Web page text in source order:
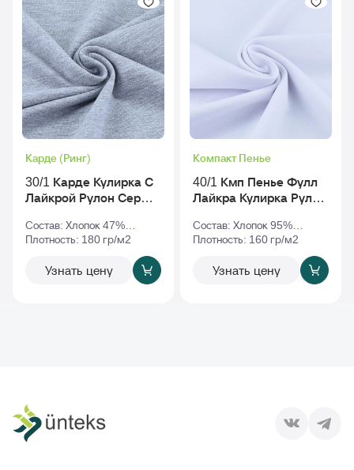
Карде (Ринг)
30/1 Карде Кулирка С
Лайкрой Рулон Серый-
Состав: Хлопок 47%
Полиэстер 47% Эластан
Плотность: 180 гр/м2
Узнать цену
Компакт Пенье
40/1 Кмп Пенье Фулл
Лайкра Кулирка Рулон
Состав: Хлопок 95%
Эластан 5%
Плотность: 160 гр/м2
Узнать цену